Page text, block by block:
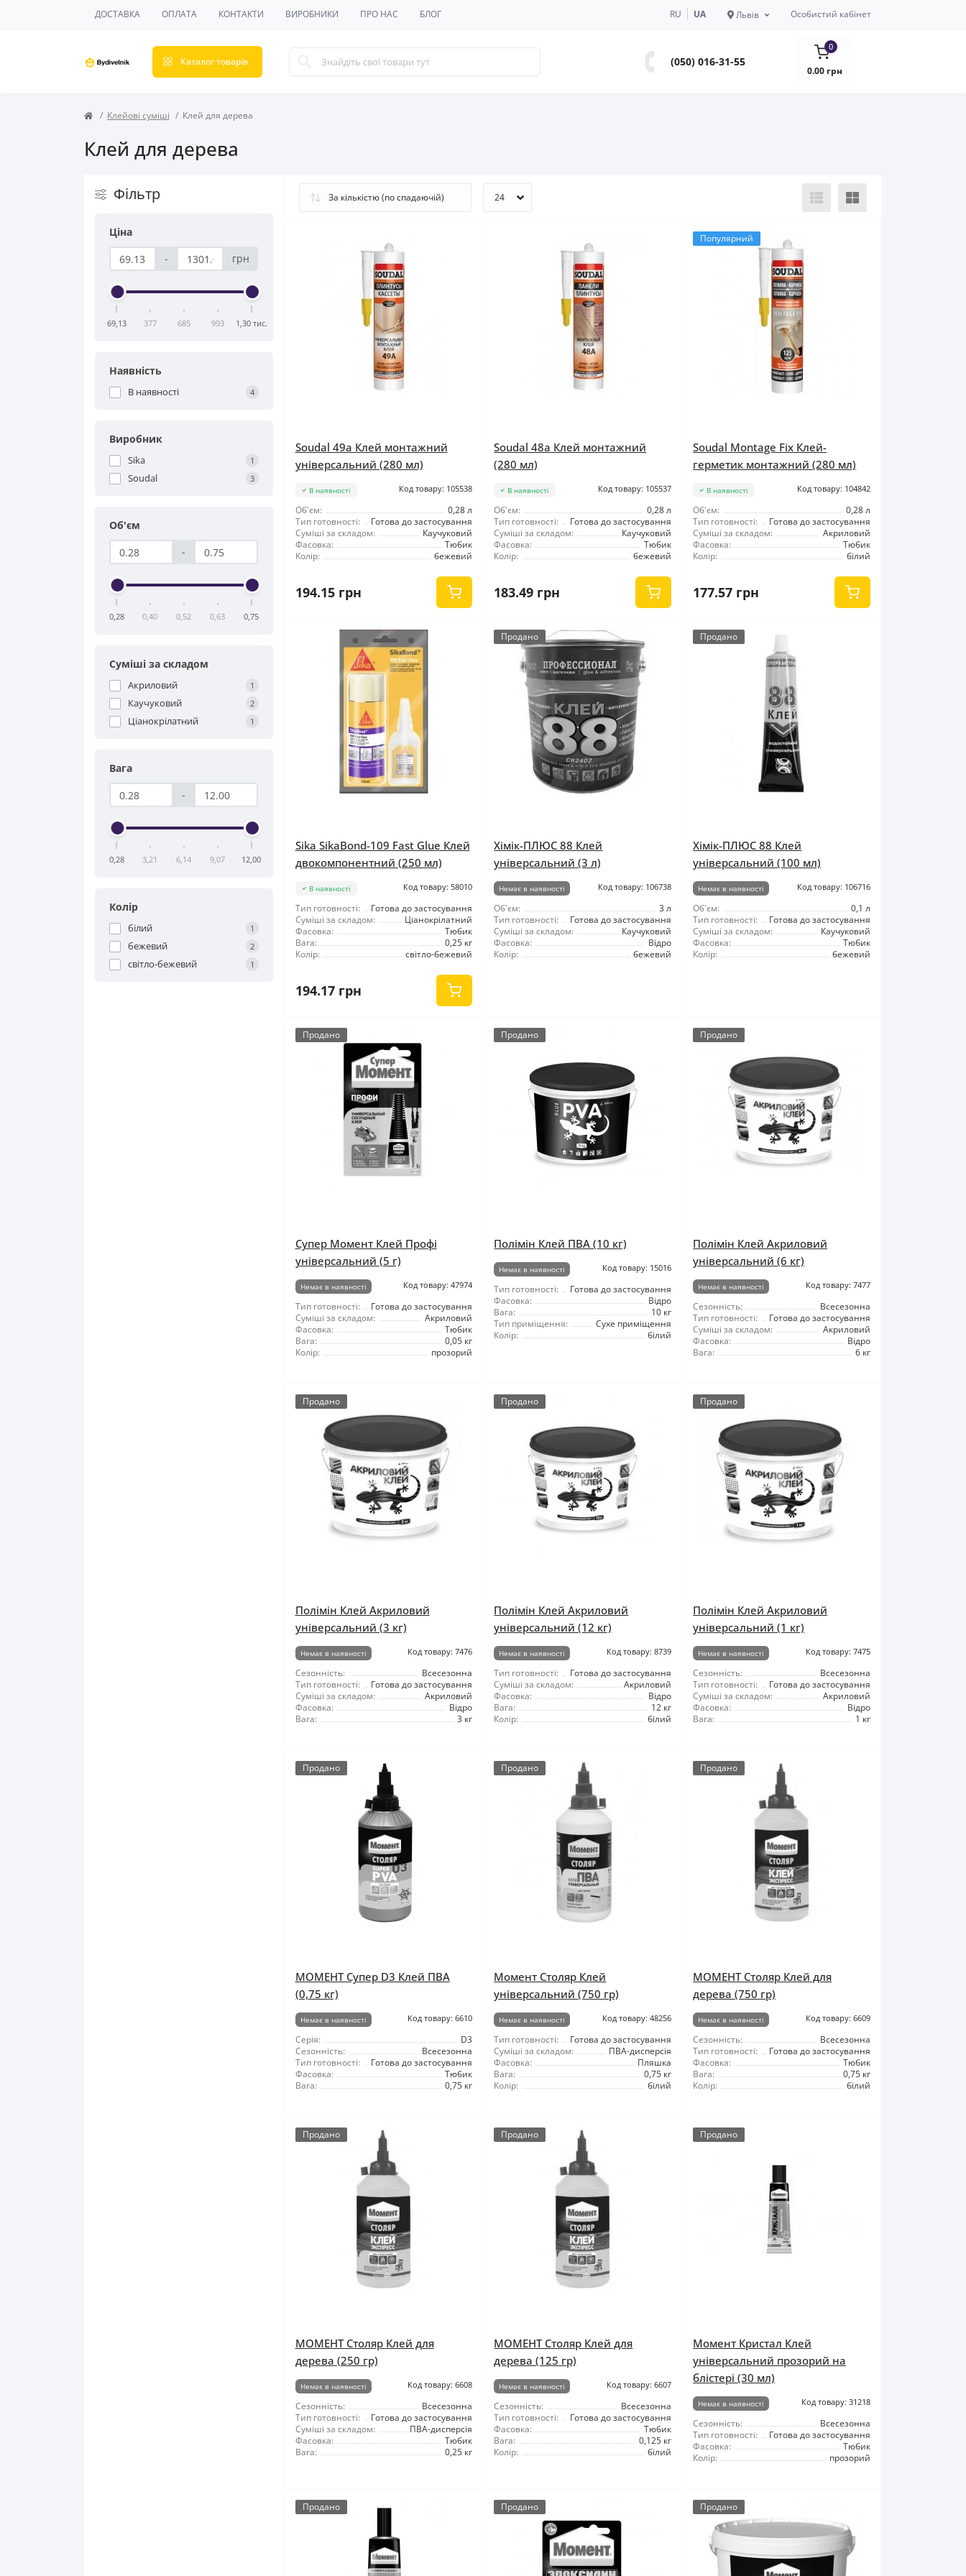
ДОСТАВКА ОПЛАТА КОНТАКТИ ВИРОБНИКИ ПРО НАС БЛОГ RU UA Львів Особистий кабінет
Каталог товарів (050) 016-31-55
0
0.00 грн
Клейові суміші Клей для дерева
Клей для дерева
Фільтр
Ціна
-
грн
69,13 377 685 993 1,30 тис.
Наявність
В наявності 4
Виробник
Sika 1
Soudal 3
Об'єм
-
0,28 0,40 0,52 0,63 0,75
Суміші за складом
Акриловий 1
Каучуковий 2
Ціанокрілатний 1
Вага
-
0,28 3,21 6,14 9,07 12,00
Колір
білий 1
бежевий 2
світло-бежевий 1
Soudal 49a Клей монтажний
універсальний (280 мл)
В наявності Код товару: 105538
Об'єм:
0,28 л
Тип готовності:
Готова до застосування
Суміші за складом:
Каучуковий
Фасовка:
Тюбик
Колір:
бежевий
194.15 грн
Soudal 48a Клей монтажний
(280 мл)
В наявності Код товару: 105537
Об'єм:
0,28 л
Тип готовності:
Готова до застосування
Суміші за складом:
Каучуковий
Фасовка:
Тюбик
Колір:
бежевий
183.49 грн
Популярний
Soudal Montage Fix Клей-
герметик монтажний (280 мл)
В наявності Код товару: 104842
Об'єм:
0,28 л
Тип готовності:
Готова до застосування
Суміші за складом:
Акриловий
Фасовка:
Тюбик
Колір:
білий
177.57 грн
Sika SikaBond-109 Fast Glue Клей
двокомпонентний (250 мл)
В наявності Код товару: 58010
Тип готовності:
Готова до застосування
Суміші за складом:
Ціанокрілатний
Фасовка:
Тюбик
Вага:
0,25 кг
Колір:
світло-бежевий
194.17 грн
Продано
Хімік-ПЛЮС 88 Клей
універсальний (3 л)
Немає в наявності Код товару: 106738
Об'єм:
3 л
Тип готовності:
Готова до застосування
Суміші за складом:
Каучуковий
Фасовка:
Відро
Колір:
бежевий
Продано
Хімік-ПЛЮС 88 Клей
універсальний (100 мл)
Немає в наявності Код товару: 106716
Об'єм:
0,1 л
Тип готовності:
Готова до застосування
Суміші за складом:
Каучуковий
Фасовка:
Тюбик
Колір:
бежевий
Продано
Супер Момент Клей Профі
універсальний (5 г)
Немає в наявності Код товару: 47974
Тип готовності:
Готова до застосування
Суміші за складом:
Акриловий
Фасовка:
Тюбик
Вага:
0,05 кг
Колір:
прозорий
Продано
Полімін Клей ПВА (10 кг)
Немає в наявності Код товару: 15016
Тип готовності:
Готова до застосування
Фасовка:
Відро
Вага:
10 кг
Тип приміщення:
Сухе приміщення
Колір:
білий
Продано
Полімін Клей Акриловий
універсальний (6 кг)
Немає в наявності Код товару: 7477
Сезонність:
Всесезонна
Тип готовності:
Готова до застосування
Суміші за складом:
Акриловий
Фасовка:
Відро
Вага:
6 кг
Продано
Полімін Клей Акриловий
універсальний (3 кг)
Немає в наявності Код товару: 7476
Сезонність:
Всесезонна
Тип готовності:
Готова до застосування
Суміші за складом:
Акриловий
Фасовка:
Відро
Вага:
3 кг
Продано
Полімін Клей Акриловий
універсальний (12 кг)
Немає в наявності Код товару: 8739
Тип готовності:
Готова до застосування
Суміші за складом:
Акриловий
Фасовка:
Відро
Вага:
12 кг
Колір:
білий
Продано
Полімін Клей Акриловий
універсальний (1 кг)
Немає в наявності Код товару: 7475
Сезонність:
Всесезонна
Тип готовності:
Готова до застосування
Суміші за складом:
Акриловий
Фасовка:
Відро
Вага:
1 кг
Продано
МОМЕНТ Супер D3 Клей ПВА
(0,75 кг)
Немає в наявності Код товару: 6610
Серія:
D3
Сезонність:
Всесезонна
Тип готовності:
Готова до застосування
Фасовка:
Тюбик
Вага:
0,75 кг
Продано
Момент Столяр Клей
універсальний (750 гр)
Немає в наявності Код товару: 48256
Тип готовності:
Готова до застосування
Суміші за складом:
ПВА-дисперсія
Фасовка:
Пляшка
Вага:
0,75 кг
Колір:
білий
Продано
МОМЕНТ Столяр Клей для
дерева (750 гр)
Немає в наявності Код товару: 6609
Сезонність:
Всесезонна
Тип готовності:
Готова до застосування
Фасовка:
Тюбик
Вага:
0,75 кг
Колір:
білий
Продано
МОМЕНТ Столяр Клей для
дерева (250 гр)
Немає в наявності Код товару: 6608
Сезонність:
Всесезонна
Тип готовності:
Готова до застосування
Суміші за складом:
ПВА-дисперсія
Фасовка:
Тюбик
Вага:
0,25 кг
Продано
МОМЕНТ Столяр Клей для
дерева (125 гр)
Немає в наявності Код товару: 6607
Сезонність:
Всесезонна
Тип готовності:
Готова до застосування
Фасовка:
Тюбик
Вага:
0,125 кг
Колір:
білий
Продано
Момент Кристал Клей
універсальний прозорий на
блістері (30 мл)
Немає в наявності Код товару: 31218
Сезонність:
Всесезонна
Тип готовності:
Готова до застосування
Фасовка:
Тюбик
Колір:
прозорий
Продано Продано Продано